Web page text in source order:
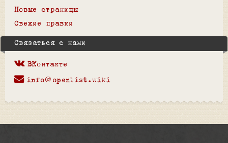
Новые страницы
Свежие правки
Связаться с нами
ВКонтакте
info@openlist.wiki